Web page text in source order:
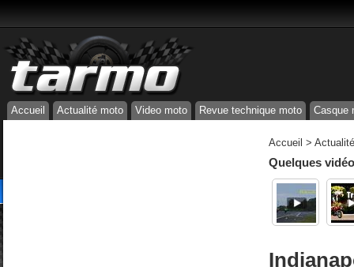
Accueil Actualité moto Video moto Revue technique moto Casque
Accueil >
Quelques